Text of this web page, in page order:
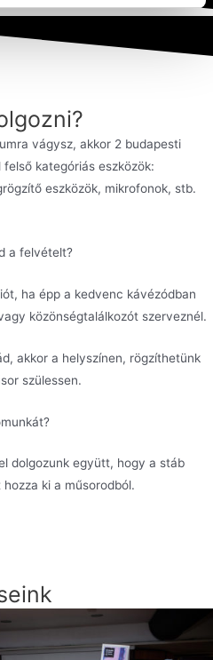
vágysz, akkor 2 budapesti
kategóriás eszközök:
eszközök, mikrofonok, stb.
a felvételt?
ha épp a kedvenc kávézódban
közönségtalálkozót szerveznél.
akkor a helyszínen, rögzíthetünk
szülessen.
dolgozunk együtt, hogy a stáb
ki a műsorodból.